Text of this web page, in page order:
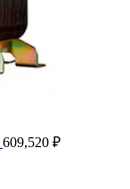
609,520 ₽